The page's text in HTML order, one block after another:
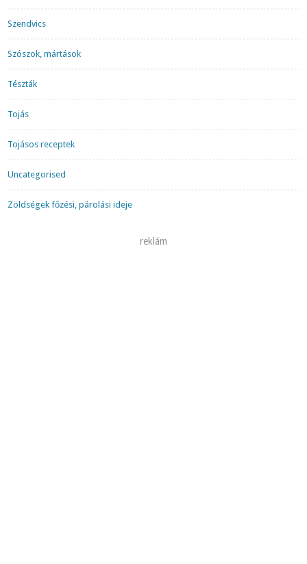
Szendvics
Szószok, mártások
Tészták
Tojás
Tojásos receptek
Uncategorised
Zöldségek főzési, párolási ideje
reklám